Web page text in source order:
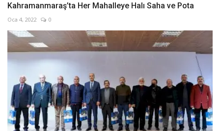
Kahramanmaraş’ta Her Mahalleye Halı Saha ve Pota
Oca 4, 2022 0